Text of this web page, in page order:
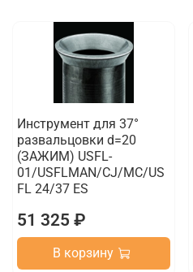
Инструмент для 37°
развальцовки d=20
(ЗАЖИМ) USFL-
01/USFLMAN/CJ/MC/US
FL 24/37 ES
51 325 ₽
В корзину